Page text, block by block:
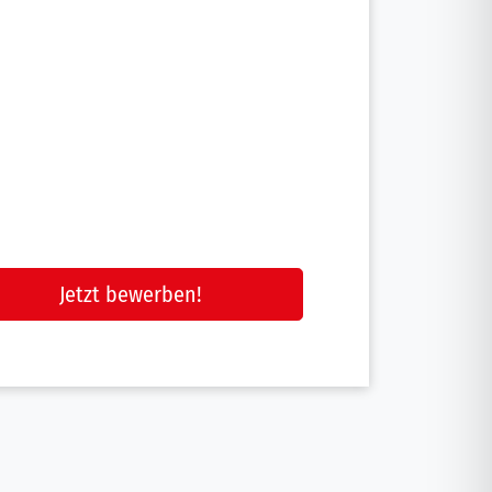
Jetzt bewerben!